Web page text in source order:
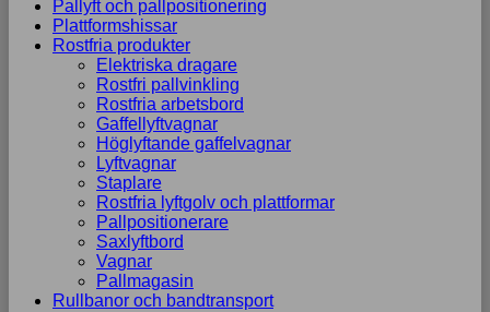
Pallyft och pallpositionering
Plattformshissar
Rostfria produkter
Elektriska dragare
Rostfri pallvinkling
Rostfria arbetsbord
Gaffellyftvagnar
Höglyftande gaffelvagnar
Lyftvagnar
Staplare
Rostfria lyftgolv och plattformar
Pallpositionerare
Saxlyftbord
Vagnar
Pallmagasin
Rullbanor och bandtransport